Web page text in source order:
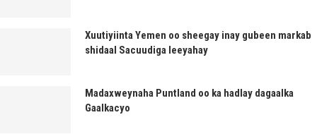
Xuutiyiinta Yemen oo sheegay inay gubeen markab
shidaal Sacuudiga leeyahay
Madaxweynaha Puntland oo ka hadlay dagaalka
Gaalkacyo